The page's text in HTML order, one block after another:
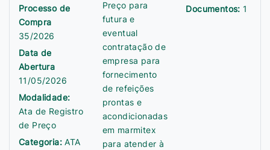
Processo de
Compra
35/2026
Data de
Abertura
11/05/2026
Modalidade:
Ata de Registro
de Preço
Categoria:ATA
Preço para
futura e
eventual
contratação de
empresa para
fornecimento
de refeições
prontas e
acondicionadas
em marmitex
para atender à
Documentos:1